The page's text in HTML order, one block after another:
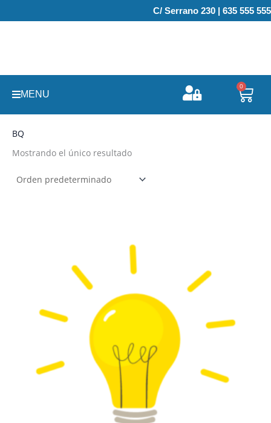
al
C/ Serrano 230 | 635 555 555
MENU
0
BQ
Mostrando el único resultado